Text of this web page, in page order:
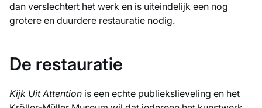
dan verslechtert het werk en is uiteindelijk een nog
grotere en duurdere restauratie nodig.
De restauratie
Kijk Uit Attention is een echte publiekslieveling en het